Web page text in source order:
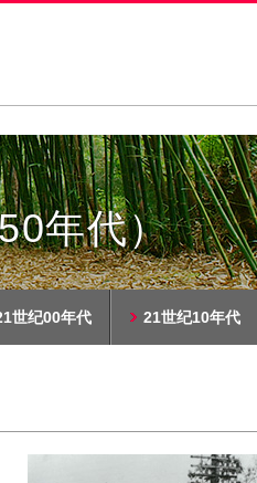
年代）
世纪00年代 21世纪10年代